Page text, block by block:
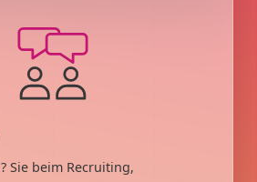
? Sie beim Recruiting,